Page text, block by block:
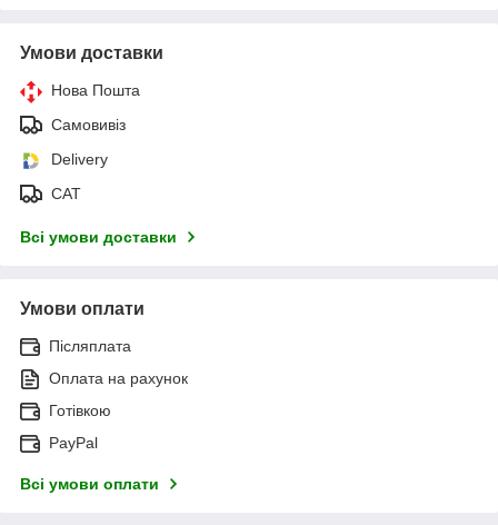
Умови доставки
Нова Пошта
Самовивіз
Delivery
САТ
Всі умови доставки
Умови оплати
Післяплата
Оплата на рахунок
Готівкою
PayPal
Всі умови оплати